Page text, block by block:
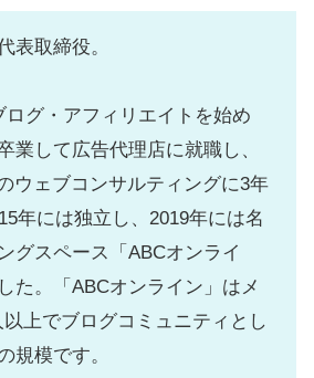
表取締役。
グ・アフィリエイトを始め
業して広告代理店に就職し、
ウェブコンサルティングに3年
年には独立し、2019年には名
グスペース「ABCオンライ
た。「ABCオンライン」はメ
上でブログコミュニティとし
規模です。